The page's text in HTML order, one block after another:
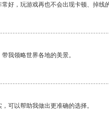
好，玩游戏再也不会出现卡顿、掉线
我领略世界各地的美景。
可以帮助我做出更准确的选择。